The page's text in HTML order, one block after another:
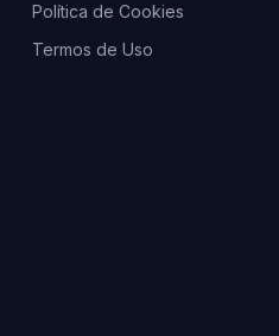
Política de Cookies
Termos de Uso